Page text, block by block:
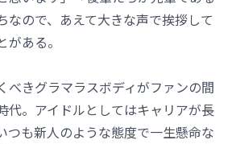
なので、あえて大きな声で挨拶して
ある。
べきグラマラスボディがファンの間
代。アイドルとしてはキャリアが長
つも新人のような態度で一生懸命な